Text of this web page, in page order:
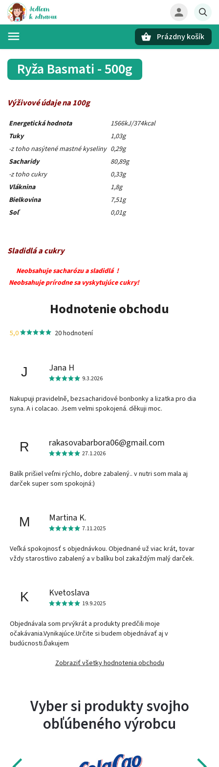
Prázdny košík
Ryža Basmati - 500g
Výživové údaje na 100g
Energetická hodnota
1566kJ/374kcal
Tuky
1,03g
-z toho nasýtené mastné kyseliny 0,29g
Sacharidy
80,89g
-z toho cukry
0,33g
Vláknina
1,8g
Bielkovina
7,51g
Soľ
0,01g
Sladidlá a cukry
Neobsahuje sacharózu a sladidlá !
Neobsahuje prírodne sa vyskytujúce cukry!
Hodnotenie obchodu
5,0 20 hodnotení
J Jana H
9.3.2026
Nakupuji pravidelně, bezsacharidové bonbonky a lizatka pro dia
syna. A i colacao. Jsem velmi spokojená. děkuji moc.
R rakasovabarbora06@gmail.com
27.1.2026
Balík prišiel veľmi rýchlo, dobre zabalený.. v nutri som mala aj
darček super som spokojná:)
M Martina K.
7.11.2025
Veľká spokojnosť s objednávkou. Objednané už viac krát, tovar
vždy starostlivo zabalený a v balíku bol zakaždým malý darček.
K Kvetoslava
19.9.2025
Objednávala som prvýkrát a produkty predčili moje
očakávania.Vynikajúce.Určite si budem objednávať aj v
budúcnosti.Ďakujem
Zobraziť všetky hodnotenia obchodu
Vyber si produkty svojho
obľúbeného výrobcu